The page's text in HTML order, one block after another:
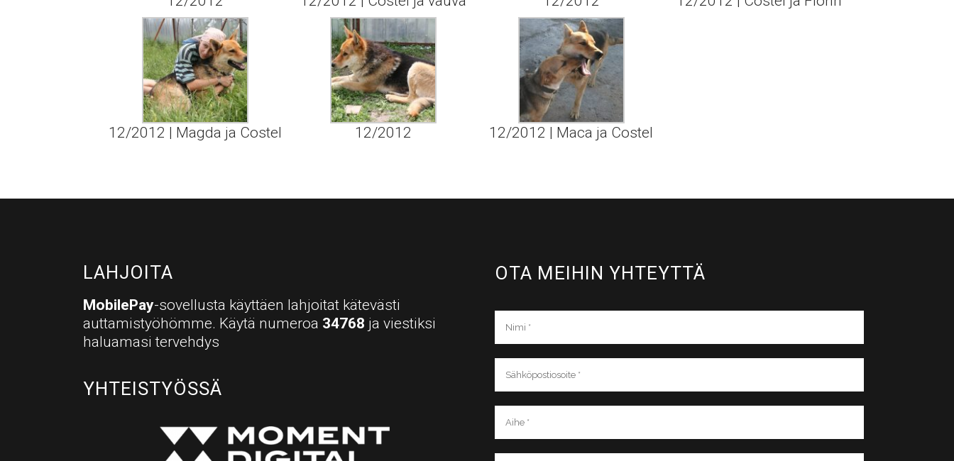
12/2012 | Magda ja Costel 12/2012 12/2012 | Maca ja Costel
LAHJOITA
MobilePay-sovellusta käyttäen lahjoitat kätevästi
auttamistyöhömme. Käytä numeroa 34768 ja viestiksi
haluamasi tervehdys
YHTEISTYÖSSÄ
OTA MEIHIN YHTEYTTÄ​